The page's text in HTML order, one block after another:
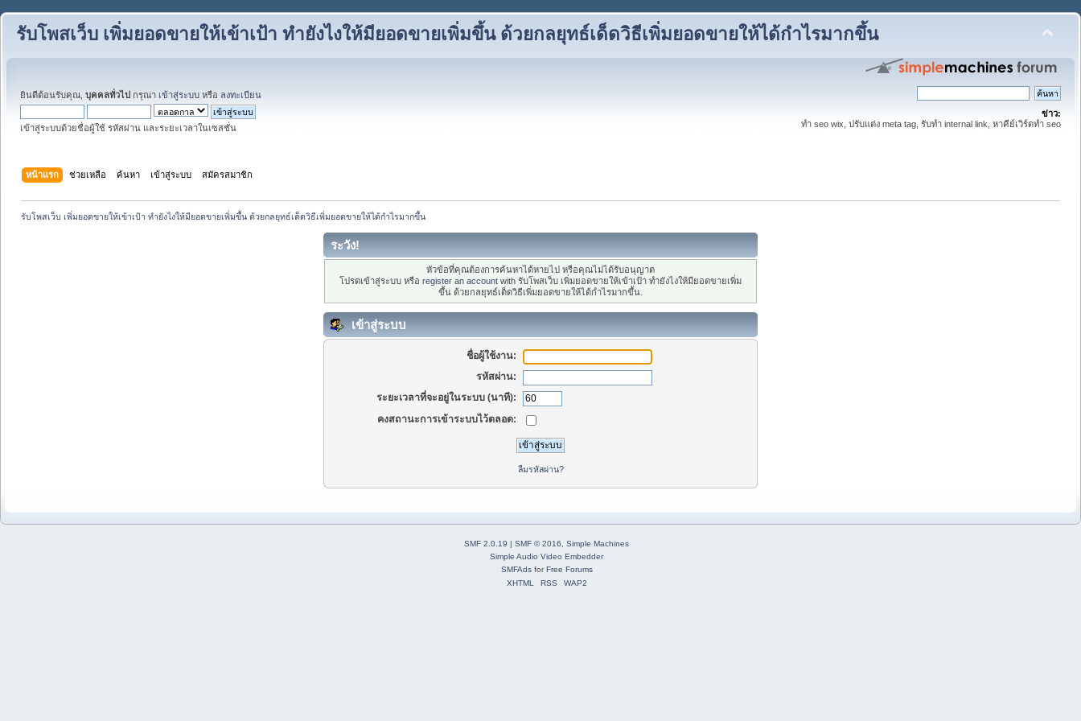
รับโพสเว็บ เพิ่มยอดขายให้เข้าเป้า ทำยังไงให้มียอดขายเพิ่มขึ้น ด้วยกลยุทธ์เด็ดวิธีเพิ่มยอดขายให้ได้กำไรมากขึ้น
ยินดีต้อนรับคุณ, บุคคลทั่วไป กรุณา เข้าสู่ระบบ หรือ ลงทะเบียน
เข้าสู่ระบบด้วยชื่อผู้ใช้ รหัสผ่าน และระยะเวลาในเซสชั่น
ข่าว:
ทำ seo wix, ปรับแต่ง meta tag, รับทำ internal link, หาคีย์เวิร์ดทำ seo
หน้าแรก ช่วยเหลือ ค้นหา เข้าสู่ระบบ สมัครสมาชิก
รับโพสเว็บ เพิ่มยอดขายให้เข้าเป้า ทำยังไงให้มียอดขายเพิ่มขึ้น ด้วยกลยุทธ์เด็ดวิธีเพิ่มยอดขายให้ได้กำไรมากขึ้น
ระวัง!
หัวข้อที่คุณต้องการค้นหาได้หายไป หรือคุณไม่ได้รับอนุญาต
โปรดเข้าสู่ระบบ หรือ register an account with รับโพสเว็บ เพิ่มยอดขายให้เข้าเป้า ทำยังไงให้มียอดขายเพิ่ม
ขึ้น ด้วยกลยุทธ์เด็ดวิธีเพิ่มยอดขายให้ได้กำไรมากขึ้น.
เข้าสู่ระบบ
ชื่อผู้ใช้งาน:
รหัสผ่าน:
ระยะเวลาที่จะอยู่ในระบบ (นาที):
คงสถานะการเข้าระบบไว้ตลอด:
ลืมรหัสผ่าน?
SMF 2.0.19 | SMF © 2016
Simple Machines
Simple Audio Video Embedder
SMFAdsforFree Forums
XHTML
RSS WAP2